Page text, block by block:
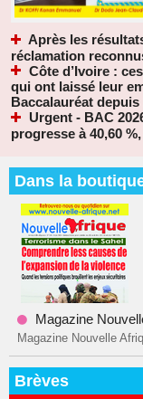
Après les
réclamation
Côte d’Ivoire :
qui ont laissé leur
Baccalauréat depuis
Urgent - BAC
progresse à 40,60
Dans la
Magazine
Magazine Nouvelle
Brèves